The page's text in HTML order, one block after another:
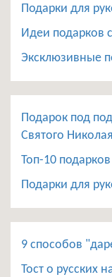
Подарки для
Идеи подарков
Эксклюзивные
Подарок под
Святого Николая
Топ-10
Подарки для
9 способов
Тост о русских